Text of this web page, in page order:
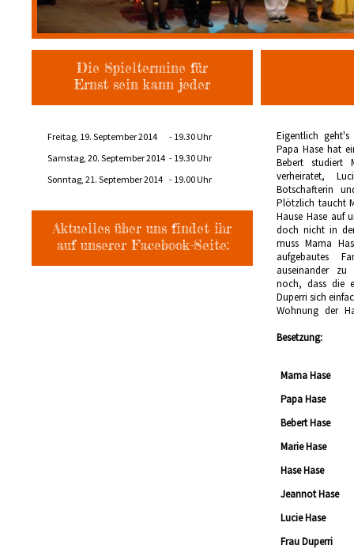
Die Spieltermine für
Ernst sein kann jeder
Freitag, 19. September 2014
Samstag, 20. September 2014
Sonntag, 21. September 2014
- 19.30 Uhr
- 19.30 Uhr
- 19.00 Uhr
Aktuelles über uns findet ihr
auf unserer Facebook-Seite:
Eigentlich
Papa Hase hat
Bebert studiert
verheiratet,
Botschafterin
Plötzlich taucht
Hause Hase auf
doch nicht in
muss Mama
aufgebautes
auseinander zu
noch, dass die
Duperri sich
Wohnung der
weiß - die
Ausserirdische
Planeten und
Menschen
kleine Tochter
Besetzung:
Mama Hase
Papa Hase
Bebert Hase
Marie Hase
Hase Hase
Jeannot Hase
Lucie Hase
Frau Duperri